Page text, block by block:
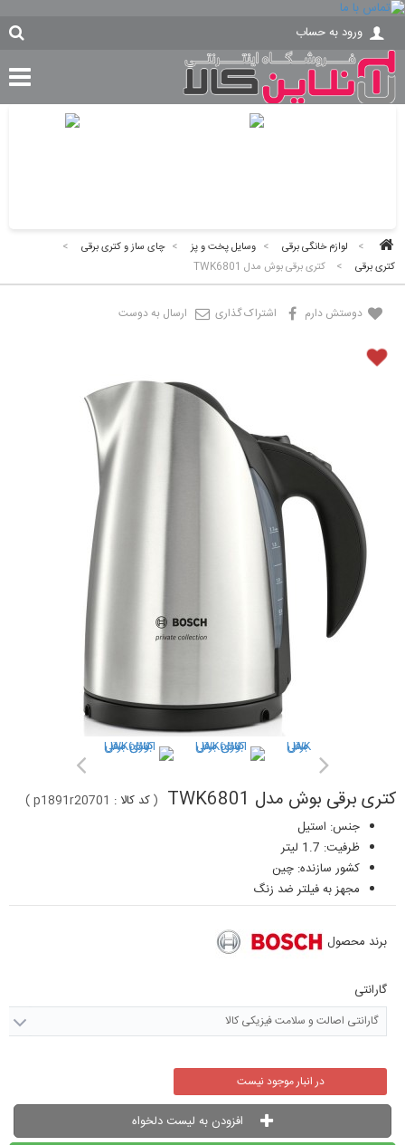
ورود به حساب
> لوازم خانگی برقی > وسایل پخت و پز > چای ساز و کتری برقی
>
کتری برقی
> کتری برقی بوش مدل TWK6801
دوستش دارم اشتراک گذاری ارسال به دوست
کتری برقی بوش مدل TWK6801 (کد کالا : p1891r20701
)
جنس: استیل
ظرفیت: 1.7 لیتر
کشور سازنده: چین
مجهز به فیلتر ضد زنگ
برند محصول
گارانتی
گارانتی اصالت و سلامت فیزیکی کالا
در انبار موجود نیست
افزودن به لیست دلخواه